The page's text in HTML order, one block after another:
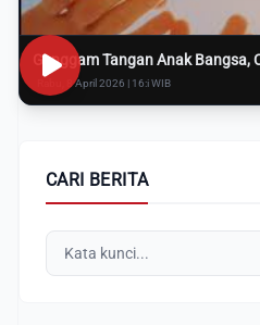
Genggam Tangan Anak Bangsa,
Rabu, 8 April 2026 | 16:i WIB
CARI BERITA